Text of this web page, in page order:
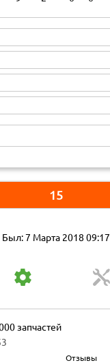
15
Был: 7 Марта 2018 09:17
запчастей
Отзывы